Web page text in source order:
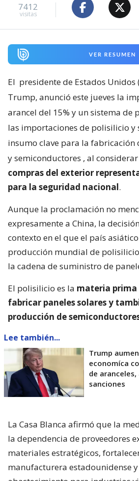
7412
visitas
VER RESUMEN
El presidente de Estados Unidos
Trump, anunció este jueves la
arancel del 15% y un sistema de
las importaciones de polisilicio y
insumo clave para la fabricación
y semiconductores , al
compras del exterior
para la seguridad nacional.
Aunque la proclamación no
expresamente a China, la
contexto en el que el país
producción mundial de
la cadena de suministro de
El polisilicio es la materia prima
fabricar paneles solares y
producción de
Lee también...
Trump
economíca
de
sanciones
La Casa Blanca afirmó que la
la dependencia de proveedores
materiales estratégicos,
manufacturera estadounidense